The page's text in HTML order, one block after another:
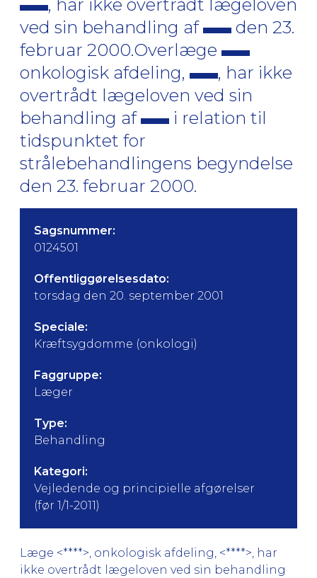
, har ikke overtrådt lægeloven
ved sin behandling af
den 23.
februar 2000.Overlæge
onkologisk afdeling,
, har ikke
overtrådt lægeloven ved sin
behandling af
i relation til
tidspunktet for
strålebehandlingens begyndelse
den 23. februar 2000.
Sagsnummer:
0124501
Offentliggørelsesdato:
torsdag den 20. september 2001
Speciale:
Kræftsygdomme (onkologi)
Faggruppe:
Læger
Type:
Behandling
Kategori:
Vejledende og principielle afgørelser
(før 1/1-2011)
Læge <****>, onkologisk afdeling, <****>, har
ikke overtrådt lægeloven ved sin behandling